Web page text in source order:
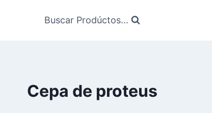
Buscar Prodúctos...
Cepa de proteus